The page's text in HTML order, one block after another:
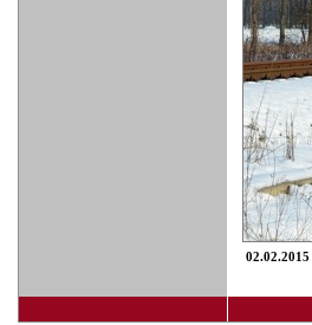
02.02.2015